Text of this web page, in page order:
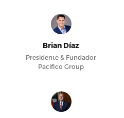
Brian Díaz
Presidente & Fundador
Pacifico Group